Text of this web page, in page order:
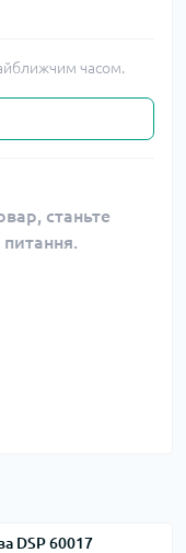
часом.
станьте
DSP 60017